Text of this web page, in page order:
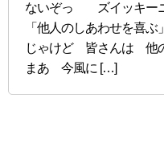
ないぞっ ズイッキー
「他人のしあわせを喜
じゃけど 皆さんは 他
まあ 今風に […]